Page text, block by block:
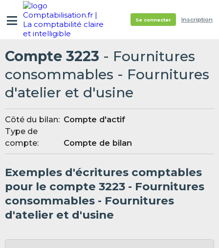
Se connecter Inscription
Compte 3223 - Fournitures
consommables - Fournitures
d'atelier et d'usine
Côté du bilan: Compte d'actif
Type de
compte:
Compte de bilan
Exemples d'écritures comptables
pour le compte 3223 - Fournitures
consommables - Fournitures
d'atelier et d'usine